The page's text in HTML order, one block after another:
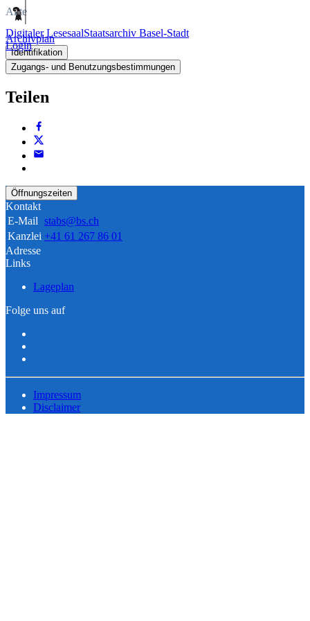
Digitaler LesesaalStaatsarchiv Basel-Stadt
Login
Akte
Archivplan
Identifikation
Zugangs- und Benutzungsbestimmungen
Teilen
Öffnungszeiten
Kontakt
E-Mail stabs@bs.ch
Kanzlei +41 61 267 86 01
Adresse
Links
Lageplan
Folge uns auf
Impressum
Disclaimer